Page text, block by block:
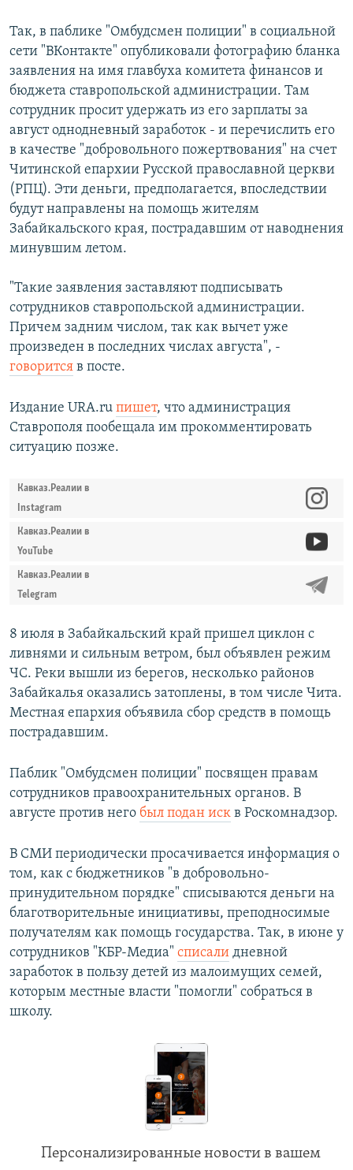
Так, в паблике "Омбудсмен полиции" в социальной
сети "ВКонтакте" опубликовали фотографию бланка
заявления на имя главбуха комитета финансов и
бюджета ставропольской администрации. Там
сотрудник просит удержать из его зарплаты за
август однодневный заработок - и перечислить его
в качестве "добровольного пожертвования" на счет
Читинской епархии Русской православной церкви
(РПЦ). Эти деньги, предполагается, впоследствии
будут направлены на помощь жителям
Забайкальского края, пострадавшим от наводнения
минувшим летом.
"Такие заявления заставляют подписывать
сотрудников ставропольской администрации.
Причем задним числом, так как вычет уже
произведен в последних числах августа", -
говорится в посте.
Издание URA.ru пишет, что администрация
Ставрополя пообещала им прокомментировать
ситуацию позже.
Кавказ.Реалии в
Instagram
Кавказ.Реалии в
YouTube
Кавказ.Реалии в
Telegram
8 июля в Забайкальский край пришел циклон с
ливнями и сильным ветром, был объявлен режим
ЧС. Реки вышли из берегов, несколько районов
Забайкалья оказались затоплены, в том числе Чита.
Местная епархия объявила сбор средств в помощь
пострадавшим.
Паблик "Омбудсмен полиции" посвящен правам
сотрудников правоохранительных органов. В
августе против него был подан иск в Роскомнадзор.
В СМИ периодически просачивается информация о
том, как с бюджетников "в добровольно-
принудительном порядке" списываются деньги на
благотворительные инициативы, преподносимые
получателям как помощь государства. Так, в июне у
сотрудников "КБР-Медиа" списали дневной
заработок в пользу детей из малоимущих семей,
которым местные власти "помогли" собраться в
школу.
Персонализированные новости в вашем